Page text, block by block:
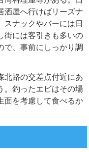
酒屋へ行けばリーズナ
スナックやバーには日
街には客引きも多いの
で、事前にしっかり調
北路の交差点付近にあ
。釣ったエビはその場
面を考慮して食べるか